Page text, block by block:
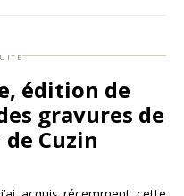
édition de
gravures de
Cuzin